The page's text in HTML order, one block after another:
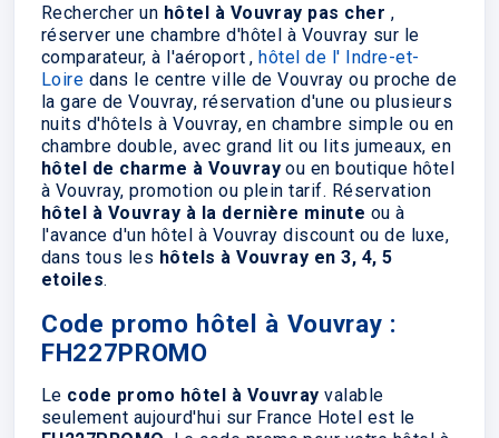
Rechercher un hôtel à Vouvray pas cher ,
réserver une chambre d'hôtel à Vouvray sur le
comparateur, à l'aéroport ,hôtel de l' Indre-et-
Loire dans le centre ville de Vouvray ou proche de
la gare de Vouvray, réservation d'une ou plusieurs
nuits d'hôtels à Vouvray, en chambre simple ou en
chambre double, avec grand lit ou lits jumeaux, en
hôtel de charme à Vouvray ou en boutique hôtel
à Vouvray, promotion ou plein tarif. Réservation
hôtel à Vouvray à la dernière minute ou à
l'avance d'un hôtel à Vouvray discount ou de luxe,
dans tous les hôtels à Vouvray en 3, 4, 5
etoiles.
Code promo hôtel à Vouvray :
FH227PROMO
Le code promo hôtel à Vouvray valable
seulement aujourd'hui sur France Hotel est le